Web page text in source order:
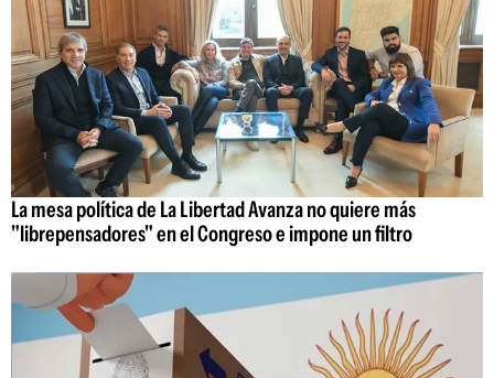
La mesa política de La Libertad Avanza no quiere más
"librepensadores" en el Congreso e impone un filtro